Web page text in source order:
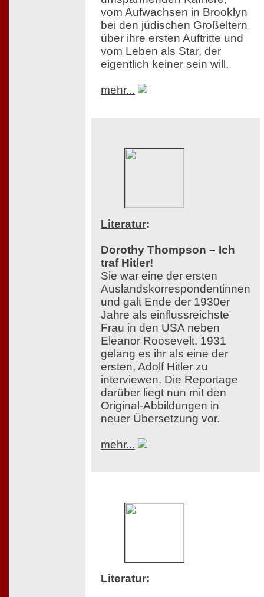
vom Aufwachsen in Brooklyn
bei den jüdischen Großeltern
über ihre ersten Auftritte und
vom Leben als Star, der
eigentlich keiner sein will.
mehr...
Literatur:
Dorothy Thompson – Ich
traf Hitler!
Sie war eine der ersten
Auslandskorrespondentinnen
und galt Ende der 1930er
Jahre als einflussreichste
Frau in den USA neben
Eleanor Roosevelt. 1931
gelang es ihr als eine der
ersten, Adolf Hitler zu
interviewen. Die Reportage
darüber liegt nun mit den
Original-Abbildungen in
neuer Übersetzung vor.
mehr...
Literatur: